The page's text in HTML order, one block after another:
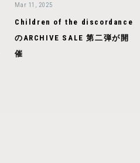
Mar 11, 2025
Children of the discordance
のARCHIVE SALE 第二弾が開
催